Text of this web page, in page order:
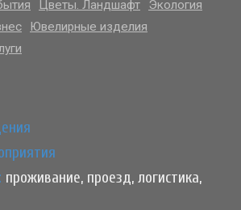
Цветы. Ландшафт
Экология
Ювелирные изделия
проживание, проезд, логистика,